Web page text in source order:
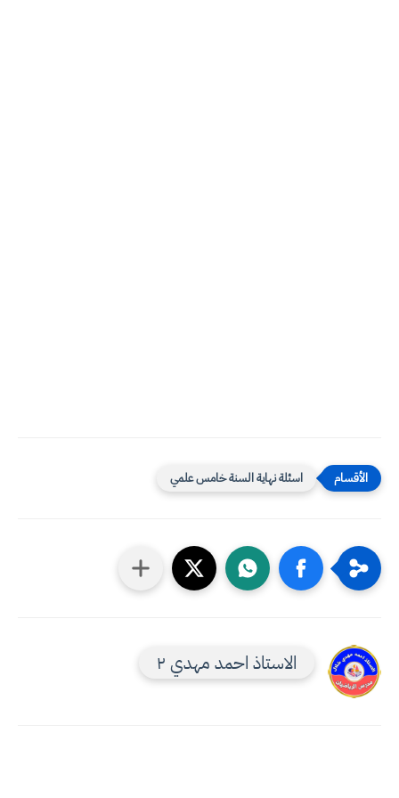
اسئلة نهاية السنة خامس علمي
الاستاذ احمد مهدي ٢